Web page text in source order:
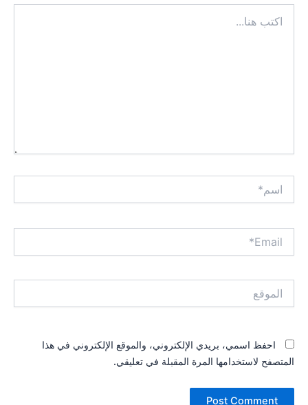
هنا...
احفظ اسمي، بريدي الإلكتروني، والموقع الإلكتروني في هذا
المتصفح لاستخدامها المرة المقبلة في تعليقي.